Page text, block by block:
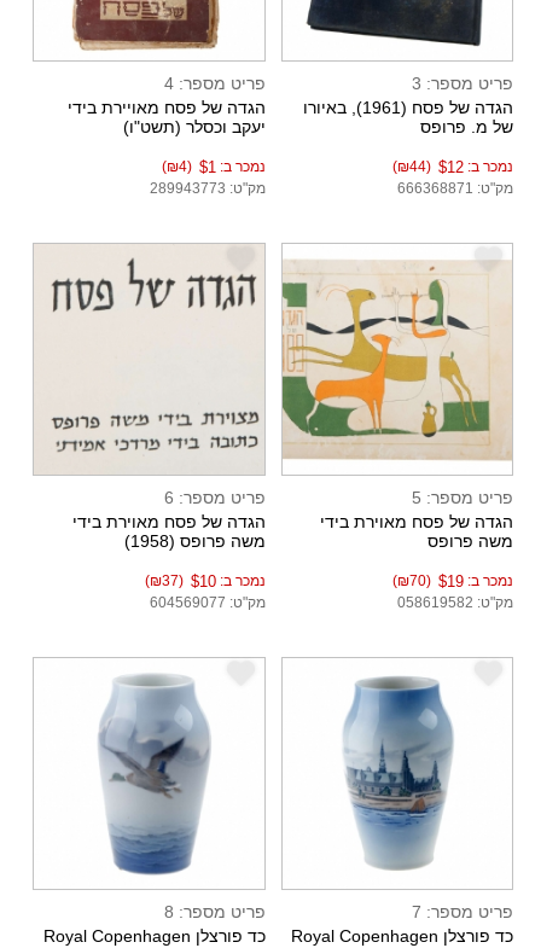
פריט מספר: 3
הגדה של פסח (1961), באיורו
של מ. פרופס
נמכר ב: $12
(₪44)
מק"ט: 666368871
פריט מספר: 4
הגדה של פסח מאויירת בידי
יעקב וכסלר (תשט"ו)
נמכר ב: $1
(₪4)
מק"ט: 289943773
e
פריט מספר: 5
הגדה של פסח מאוירת בידי
משה פרופס
נמכר ב: $19
(₪70)
מק"ט: 058619582
פריט מספר: 6
הגדה של פסח מאוירת בידי
משה פרופס (1958)
נמכר ב:$10
(₪37)
מק"ט: 604569077
פריט מספר: 7
כד פורצלן Royal Copenhagen
פריט מספר: 8
כד פורצלן Royal Copenhagen